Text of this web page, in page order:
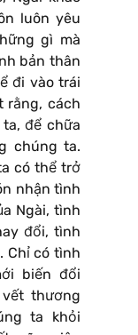
luôn yêu
gì mà
bản thân
đi vào trái
rằng, cách
để chữa
chúng ta.
có thể trở
nhận tình
Ngài, tình
đổi, tình
Chỉ có tình
biến đổi
thương
ta khỏi